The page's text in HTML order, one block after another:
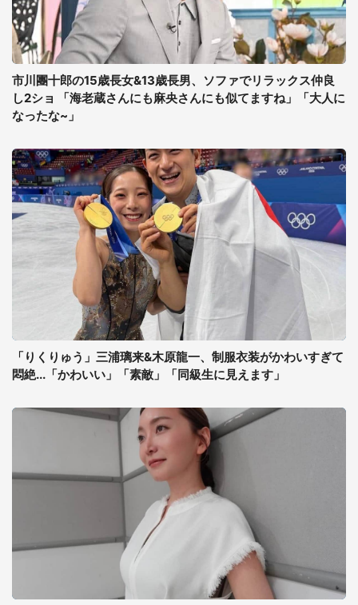
市川團十郎の15歳長女&13歳長男、ソファでリラックス仲良
し2ショ 「海老蔵さんにも麻央さんにも似てますね」「大人に
なったな~」
「りくりゅう」三浦璃来&木原龍一、制服衣装がかわいすぎて
悶絶...「かわいい」「素敵」「同級生に見えます」